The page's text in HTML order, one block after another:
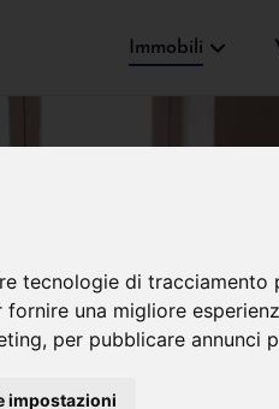
tecnologie di
fornire una migliore
, per pubblicare annunci
impostazioni
Immobili